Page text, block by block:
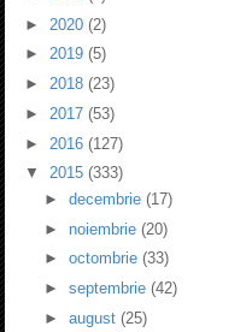
► 2020 (2)
► 2019 (5)
► 2018 (23)
► 2017 (53)
► 2016 (127)
▼ 2015 (333)
► decembrie (17)
► noiembrie (20)
► octombrie (33)
► septembrie (42)
► august (25)